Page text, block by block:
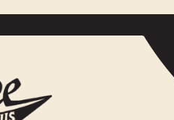
BLOG SHOP CONTACT